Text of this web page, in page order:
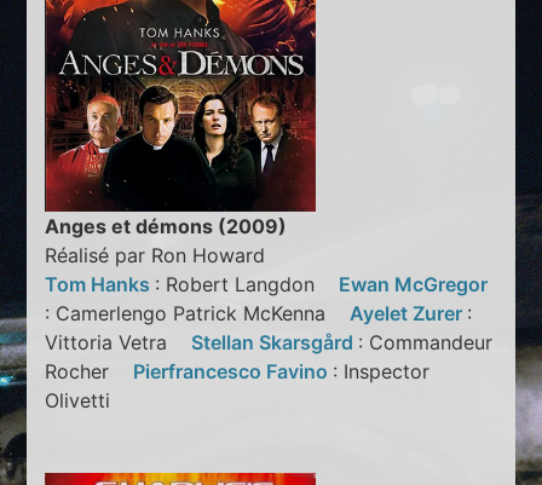
Anges et démons (2009)
Réalisé par Ron Howard
Tom Hanks : Robert Langdon Ewan McGregor
: Camerlengo Patrick McKennaAyelet Zurer :
Vittoria Vetra Stellan Skarsgård : Commandeur
Rocher Pierfrancesco Favino : Inspector
Olivetti